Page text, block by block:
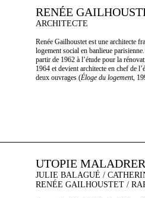
RENÉE
ARCHITECTE
Renée Gailhoustet est une architecte
logement social en banlieue
partir de 1962 à l’étude pour la
1964 et devient architecte en chef de
deux ouvrages (Éloge du logement,
UTOPIE
JULIE BALAGUÉ /
RENÉE GAILHOUSTET /